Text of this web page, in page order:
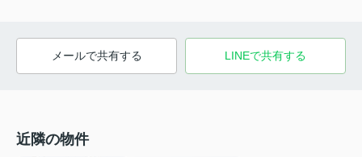
メールで共有する LINEで共有する
近隣の物件